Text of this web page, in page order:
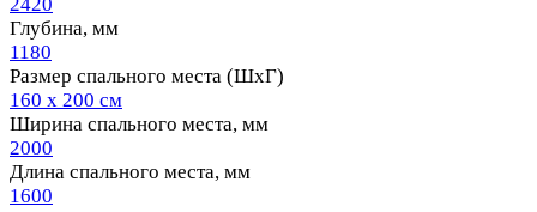
Глубина, мм
1180
Размер спального места (ШхГ)
160 х 200 см
Ширина спального места, мм
2000
Длина спального места, мм
1600